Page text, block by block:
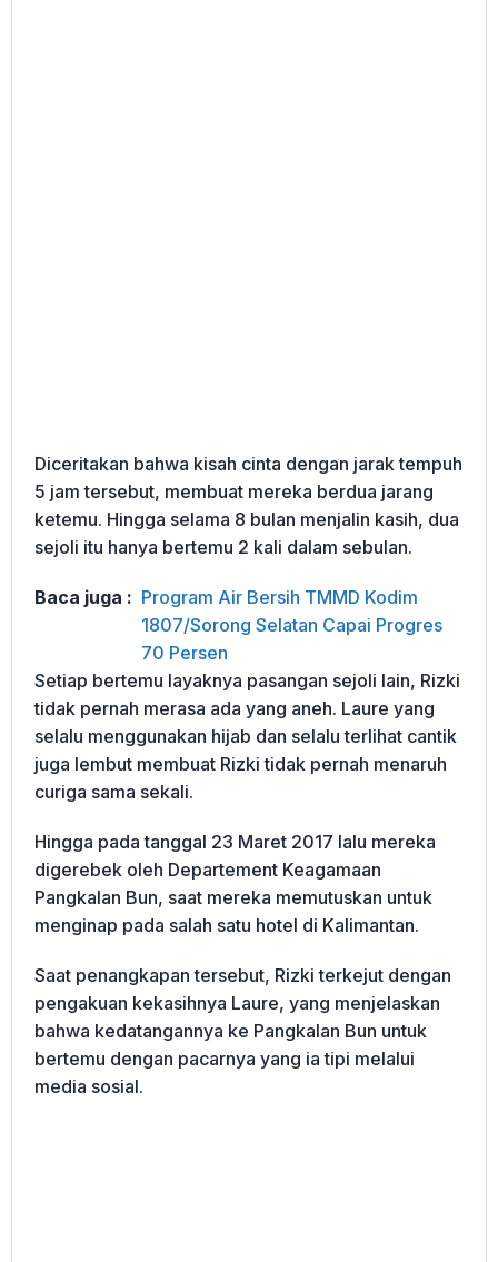
Diceritakan bahwa kisah cinta dengan jarak tempuh
5 jam tersebut, membuat mereka berdua jarang
ketemu. Hingga selama 8 bulan menjalin kasih, dua
sejoli itu hanya bertemu 2 kali dalam sebulan.
Baca juga : Program Air Bersih TMMD Kodim
1807/Sorong Selatan Capai Progres
70 Persen
Setiap bertemu layaknya pasangan sejoli lain, Rizki
tidak pernah merasa ada yang aneh. Laure yang
selalu menggunakan hijab dan selalu terlihat cantik
juga lembut membuat Rizki tidak pernah menaruh
curiga sama sekali.
Hingga pada tanggal 23 Maret 2017 lalu mereka
digerebek oleh Departement Keagamaan
Pangkalan Bun, saat mereka memutuskan untuk
menginap pada salah satu hotel di Kalimantan.
Saat penangkapan tersebut, Rizki terkejut dengan
pengakuan kekasihnya Laure, yang menjelaskan
bahwa kedatangannya ke Pangkalan Bun untuk
bertemu dengan pacarnya yang ia tipi melalui
media sosial.